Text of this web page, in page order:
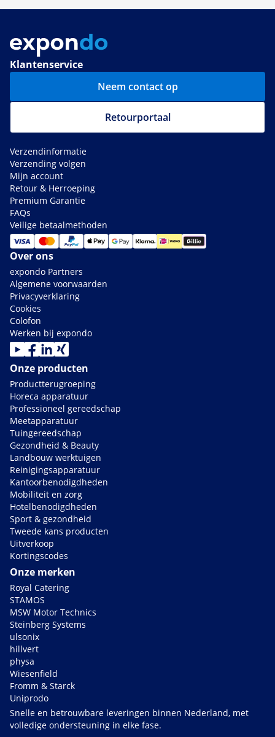
Klantenservice
Neem contact op
Retourportaal
Verzendinformatie
Verzending volgen
Mijn account
Retour & Herroeping
Premium Garantie
FAQs
Veilige betaalmethoden
Over ons
expondo Partners
Algemene voorwaarden
Privacyverklaring
Cookies
Colofon
Werken bij expondo
Onze producten
Productterugroeping
Horeca apparatuur
Professioneel gereedschap
Meetapparatuur
Tuingereedschap
Gezondheid & Beauty
Landbouw werktuigen
Reinigingsapparatuur
Kantoorbenodigdheden
Mobiliteit en zorg
Hotelbenodigdheden
Sport & gezondheid
Tweede kans producten
Uitverkoop
Kortingscodes
Onze merken
Royal Catering
STAMOS
MSW Motor Technics
Steinberg Systems
ulsonix
hillvert
physa
Wiesenfield
Fromm & Starck
Uniprodo
Snelle en betrouwbare leveringen binnen Nederland, met
volledige ondersteuning in elke fase.